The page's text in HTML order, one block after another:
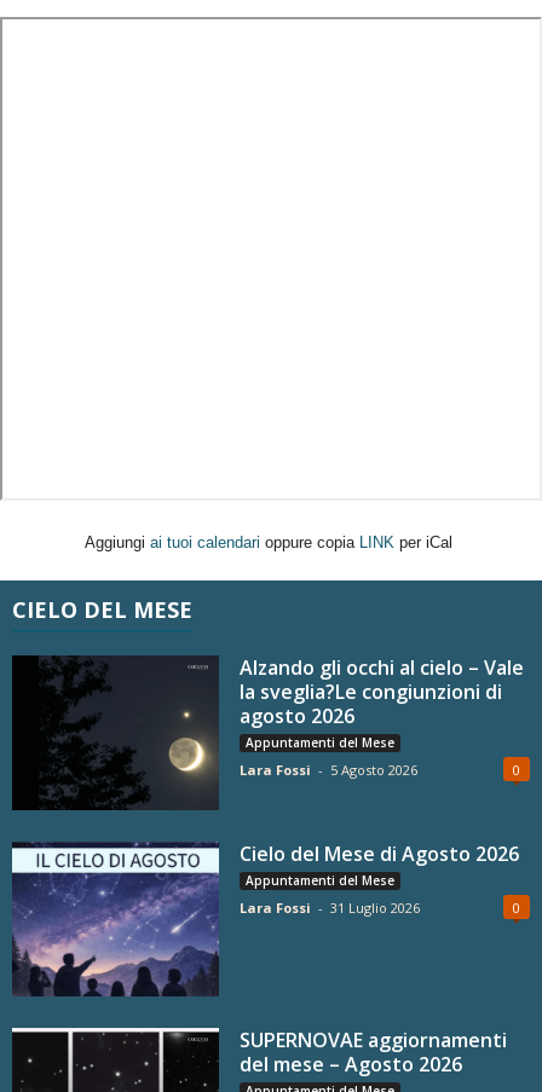
Aggiungi ai tuoi calendari oppure copia LINK per iCal
CIELO DEL MESE
Alzando gli occhi al cielo – Vale
la sveglia?Le congiunzioni di
agosto 2026
Appuntamenti del Mese
Lara Fossi - 5 Agosto 2026 0
Cielo del Mese di Agosto 2026
Appuntamenti del Mese
Lara Fossi - 31 Luglio 2026 0
SUPERNOVAE aggiornamenti
del mese – Agosto 2026